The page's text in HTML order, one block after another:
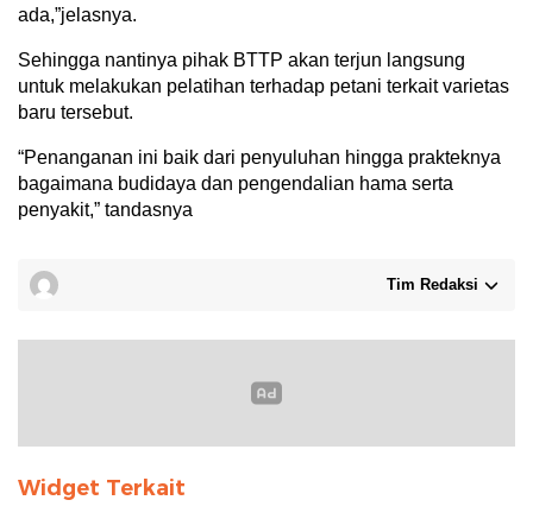
ada,”jelasnya.
Sehingga nantinya pihak BTTP akan terjun langsung
untuk melakukan pelatihan terhadap petani terkait varietas
baru tersebut.
“Penanganan ini baik dari penyuluhan hingga prakteknya
bagaimana budidaya dan pengendalian hama serta
penyakit,” tandasnya
Tim Redaksi
Widget Terkait